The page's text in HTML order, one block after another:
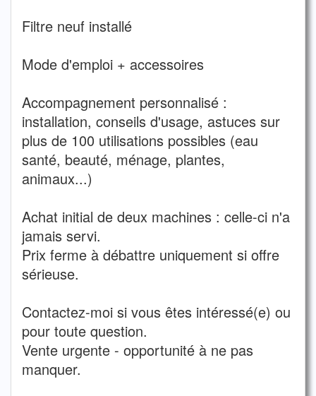
Filtre neuf installé
Mode d'emploi + accessoires
Accompagnement personnalisé :
installation, conseils d'usage, astuces sur
plus de 100 utilisations possibles (eau
santé, beauté, ménage, plantes,
animaux...)
Achat initial de deux machines : celle-ci n'a
jamais servi.
Prix ferme à débattre uniquement si offre
sérieuse.
Contactez-moi si vous êtes intéressé(e) ou
pour toute question.
Vente urgente - opportunité à ne pas
manquer.